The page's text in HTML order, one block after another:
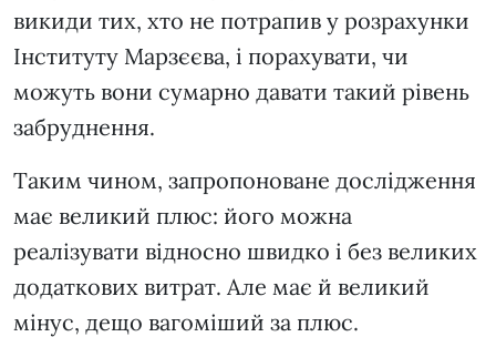
викиди тих, хто не потрапив у розрахунки
Інституту Марзєєва, і порахувати, чи
можуть вони сумарно давати такий рівень
забруднення.
Таким чином, запропоноване дослідження
має великий плюс: його можна
реалізувати відносно швидко і без великих
додаткових витрат. Але має й великий
мінус, дещо вагоміший за плюс.